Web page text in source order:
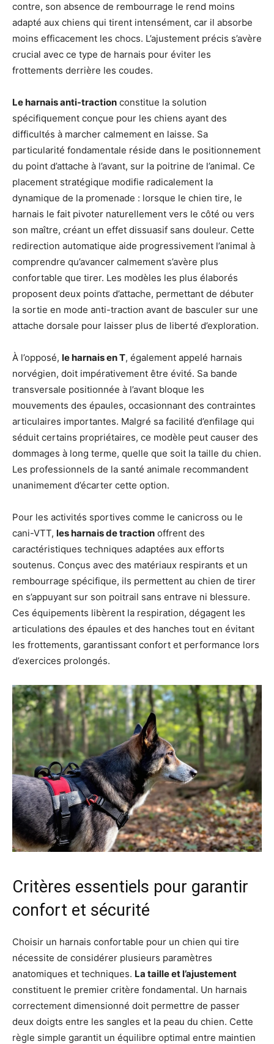
contre, son absence de rembourrage le rend moins
adapté aux chiens qui tirent intensément, car il absorbe
moins efficacement les chocs. L’ajustement précis s’avère
crucial avec ce type de harnais pour éviter les
frottements derrière les coudes.
Le harnais anti-traction constitue la solution
spécifiquement conçue pour les chiens ayant des
difficultés à marcher calmement en laisse. Sa
particularité fondamentale réside dans le positionnement
du point d’attache à l’avant, sur la poitrine de l’animal. Ce
placement stratégique modifie radicalement la
dynamique de la promenade : lorsque le chien tire, le
harnais le fait pivoter naturellement vers le côté ou vers
son maître, créant un effet dissuasif sans douleur. Cette
redirection automatique aide progressivement l’animal à
comprendre qu’avancer calmement s’avère plus
confortable que tirer. Les modèles les plus élaborés
proposent deux points d’attache, permettant de débuter
la sortie en mode anti-traction avant de basculer sur une
attache dorsale pour laisser plus de liberté d’exploration.
À l’opposé, le harnais en T, également appelé harnais
norvégien, doit impérativement être évité. Sa bande
transversale positionnée à l’avant bloque les
mouvements des épaules, occasionnant des contraintes
articulaires importantes. Malgré sa facilité d’enfilage qui
séduit certains propriétaires, ce modèle peut causer des
dommages à long terme, quelle que soit la taille du chien.
Les professionnels de la santé animale recommandent
unanimement d’écarter cette option.
Pour les activités sportives comme le canicross ou le
cani-VTT, les harnais de traction offrent des
caractéristiques techniques adaptées aux efforts
soutenus. Conçus avec des matériaux respirants et un
rembourrage spécifique, ils permettent au chien de tirer
en s’appuyant sur son poitrail sans entrave ni blessure.
Ces équipements libèrent la respiration, dégagent les
articulations des épaules et des hanches tout en évitant
les frottements, garantissant confort et performance lors
d’exercices prolongés.
Critères essentiels pour garantir
confort et sécurité
Choisir un harnais confortable pour un chien qui tire
nécessite de considérer plusieurs paramètres
anatomiques et techniques. La taille et l’ajustement
constituent le premier critère fondamental. Un harnais
correctement dimensionné doit permettre de passer
deux doigts entre les sangles et la peau du chien. Cette
règle simple garantit un équilibre optimal entre maintien